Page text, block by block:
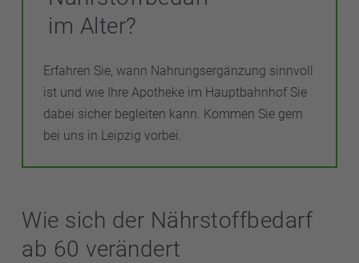
im Alter?
Erfahren Sie, wann Nahrungsergänzung sinnvoll
ist und wie Ihre Apotheke im Hauptbahnhof Sie
dabei sicher begleiten kann. Kommen Sie gern
bei uns in Leipzig vorbei.
Wie sich der Nährstoffbedarf
ab 60 verändert